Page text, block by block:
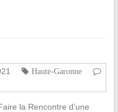
Haute-Garonne
la Rencontre d’une